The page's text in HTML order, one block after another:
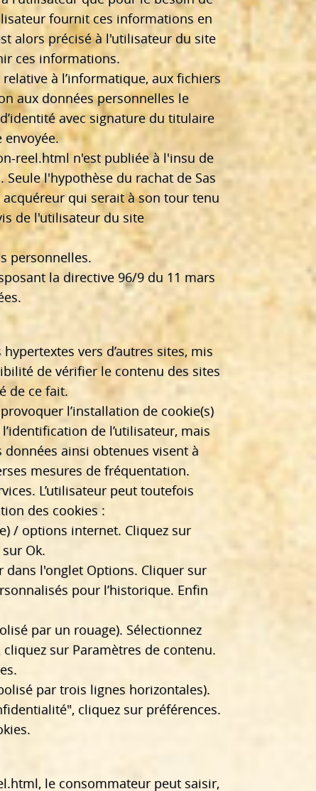
fournit ces informations en
alors précisé à l'utilisateur du site
ces informations.
à l’informatique, aux fichiers
aux données personnelles le
avec signature du titulaire
envoyée.
reel.html n'est publiée à l'insu de
l'hypothèse du rachat de Sas
qui serait à son tour tenu
de l'utilisateur du site
personnelles.
la directive 96/9 du 11 mars
vers d’autres sites, mis
de vérifier le contenu des sites
de ce fait.
l’installation de cookie(s)
de l’utilisateur, mais
ainsi obtenues visent à
mesures de fréquentation.
L’utilisateur peut toutefois
des cookies :
/ options internet. Cliquez sur
Ok.
dans l'onglet Options. Cliquer sur
pour l’historique. Enfin
par un rouage). Sélectionnez
sur Paramètres de contenu.
par trois lignes horizontales).
cliquez sur préférences.
, le consommateur peut saisir,